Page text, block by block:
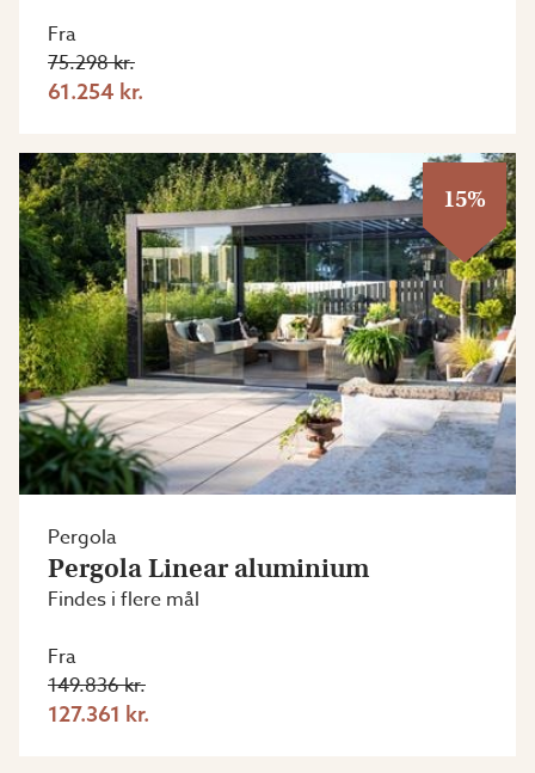
Fra
75.298 kr.
61.254 kr.
15%
Pergola
Pergola Linear aluminium
Findes i flere mål
Fra
149.836 kr.
127.361 kr.